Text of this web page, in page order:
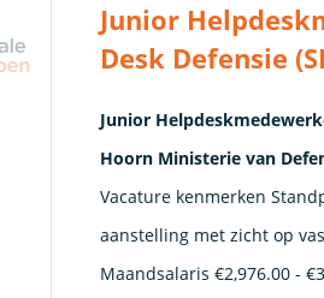
Junior
Desk Defensie
Junior
Hoorn Ministerie van
Vacature kenmerken
aanstelling met zicht op
Maandsalaris €2,976.00 -